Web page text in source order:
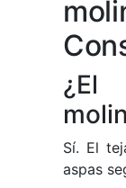
Sí. El
aspas